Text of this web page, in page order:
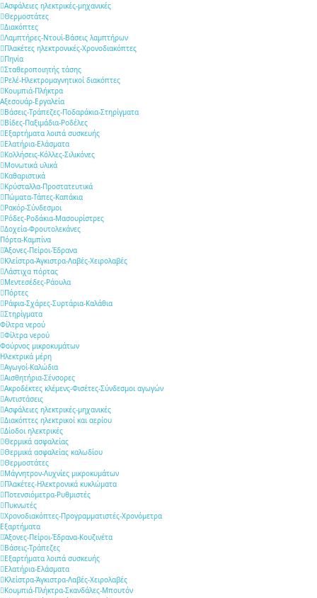
Ασφάλειες ηλεκτρικές-μηχανικές
Θερμοστάτες
Διακόπτες
Λαμπτήρες-Ντουί-Βάσεις λαμπτήρων
Πλακέτες ηλεκτρονικές-Χρονοδιακόπτες
Πηνία
Σταθεροποιητής τάσης
Ρελέ-Ηλεκτρομαγνητικοί διακόπτες
Κουμπιά-Πλήκτρα
Αξεσουάρ-Εργαλεία
Βάσεις-Τράπεζες-Ποδαράκια-Στηρίγματα
Βίδες-Παξιμάδια-Ροδέλες
Εξαρτήματα λοιπά συσκευής
Ελατήρια-Ελάσματα
Κολλήσεις-Κόλλες-Σιλικόνες
Μονωτικά υλικά
Καθαριστικά
Κρύσταλλα-Προστατευτικά
Πώματα-Τάπες-Καπάκια
Ρακόρ-Σύνδεσμοι
Ρόδες-Ροδάκια-Μασουρίστρες
Δοχεία-Φρουτολεκάνες
Πόρτα-Καμπίνα
Άξονες-Πείροι-Έδρανα
Κλείστρα-Άγκιστρα-Λαβές-Χειρολαβές
Λάστιχα πόρτας
Μεντεσέδες-Ράουλα
Πόρτες
Ράφια-Σχάρες-Συρτάρια-Καλάθια
Στηρίγματα
Φίλτρα νερού
Φίλτρα νερού
Φούρνος μικροκυμάτων
Ηλεκτρικά μέρη
Αγωγοί-Καλώδια
Αισθητήρια-Σένσορες
Ακροδέκτες κλέμενς-Φισέτες-Σύνδεσμοι αγωγών
Αντιστάσεις
Ασφάλειες ηλεκτρικές-μηχανικές
Διακόπτες ηλεκτρικοί και αερίου
Δίοδοι ηλεκτρικές
Θερμικά ασφαλείας
Θερμικά ασφαλείας καλωδίου
Θερμοστάτες
Μάγνητρον-Λυχνίες μικροκυμάτων
Πλακέτες-Ηλεκτρονικά κυκλώματα
Ποτενσιόμετρα-Ρυθμιστές
Πυκνωτές
Χρονοδιακόπτες-Προγραμματιστές-Χρονόμετρα
Εξαρτήματα
Άξονες-Πείροι-Έδρανα-Κουζινέτα
Βάσεις-Τράπεζες
Εξαρτήματα λοιπά συσκευής
Ελατήρια-Ελάσματα
Κλείστρα-Άγκιστρα-Λαβές-Χειρολαβές
Κουμπιά-Πλήκτρα-Σκανδάλες-Μπουτόν